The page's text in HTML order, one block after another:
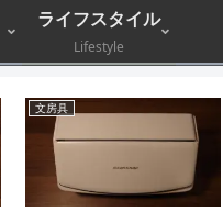
ライフスタイル
Lifestyle
文房具